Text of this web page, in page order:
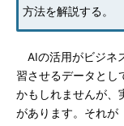
方法を解説する。
AIの活用がビジネ
習させるデータとし
かもしれませんが、
があります。それが